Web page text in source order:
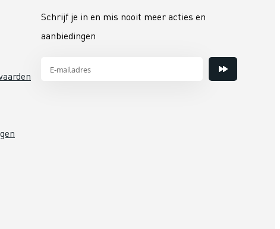
Schrijf je in en mis nooit meer acties en
aanbiedingen